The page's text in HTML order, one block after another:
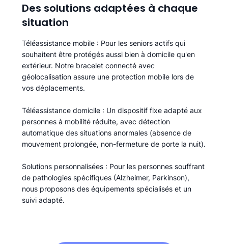
Des solutions adaptées à chaque
situation
Téléassistance mobile : Pour les seniors actifs qui
souhaitent être protégés aussi bien à domicile qu'en
extérieur. Notre bracelet connecté avec
géolocalisation assure une protection mobile lors de
vos déplacements.
Téléassistance domicile : Un dispositif fixe adapté aux
personnes à mobilité réduite, avec détection
automatique des situations anormales (absence de
mouvement prolongée, non-fermeture de porte la nuit).
Solutions personnalisées : Pour les personnes souffrant
de pathologies spécifiques (Alzheimer, Parkinson),
nous proposons des équipements spécialisés et un
suivi adapté.